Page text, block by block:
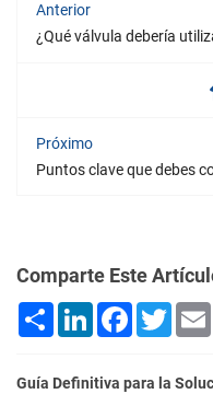
Anterior
Próximo
Comparte Este
ShareLinkedInFacebook
Guía Definitiva para la